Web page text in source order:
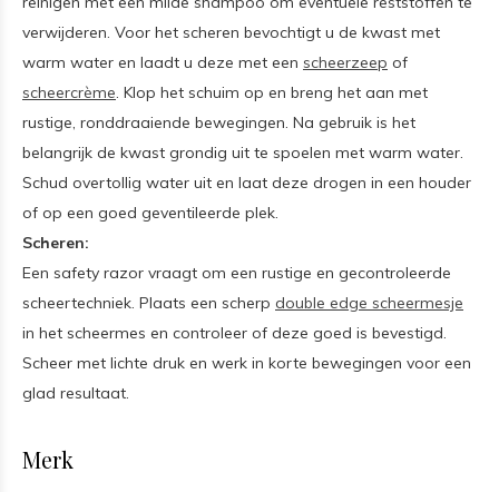
verwijderen. Voor het scheren bevochtigt u de kwast met
warm water en laadt u deze met een scheerzeep of
scheercrème. Klop het schuim op en breng het aan met
rustige, ronddraaiende bewegingen. Na gebruik is het
belangrijk de kwast grondig uit te spoelen met warm water.
Schud overtollig water uit en laat deze drogen in een houder
of op een goed geventileerde plek.
Scheren:
Een safety razor vraagt om een rustige en gecontroleerde
scheertechniek. Plaats een scherp double edge scheermesje
in het scheermes en controleer of deze goed is bevestigd.
Scheer met lichte druk en werk in korte bewegingen voor een
glad resultaat.
Merk